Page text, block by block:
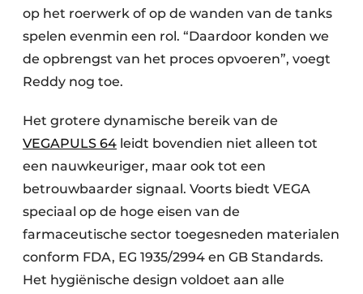
op het roerwerk of op de wanden van de tanks
spelen evenmin een rol. “Daardoor konden we
de opbrengst van het proces opvoeren”, voegt
Reddy nog toe.
Het grotere dynamische bereik van de
VEGAPULS 64 leidt bovendien niet alleen tot
een nauwkeuriger, maar ook tot een
betrouwbaarder signaal. Voorts biedt VEGA
speciaal op de hoge eisen van de
farmaceutische sector toegesneden materialen
conform FDA, EG 1935/2994 en GB Standards.
Het hygiënische design voldoet aan alle